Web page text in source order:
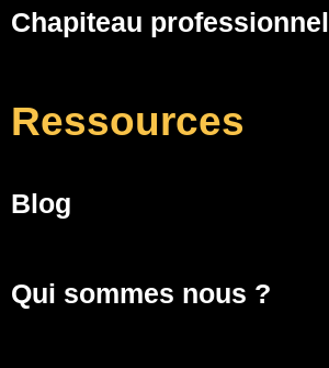
Chapiteau professionnel
Ressources
Blog
Qui sommes nous ?